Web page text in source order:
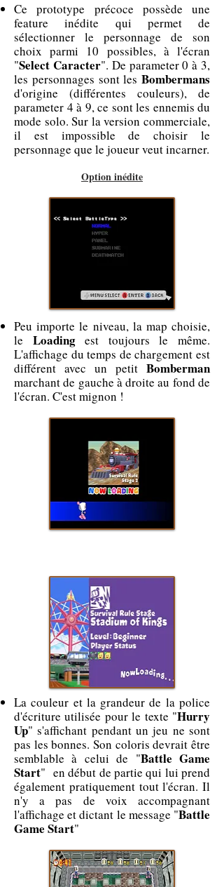
Option inédite
Ce prototype précoce possède une
feature inédite qui permet de
sélectionner le personnage de son
choix parmi 10 possibles, à l'écran
"Select Caracter". De parameter 0 à 3,
les personnages sont les Bombermans
d'origine (différentes couleurs), de
parameter 4 à 9, ce sont les ennemis du
mode solo. Sur la version commerciale,
il est impossible de choisir le
personnage que le joueur veut incarner.
Peu importe le niveau, la map choisie,
le Loadingest toujours le même.
L'affichage du temps de chargement est
différent avec un petit Bomberman
marchant de gauche à droite au fond de
l'écran. C'est mignon !
La couleur et la grandeur de la police
d'écriture utilisée pour le texte "Hurry
Up" s'affichant pendant un jeu ne sont
pas les bonnes. Son coloris devrait être
semblable à celui de "Battle Game
Start" en début de partie qui lui prend
également pratiquement tout l'écran. Il
n'y a pas de voix accompagnant
l'affichage et dictant le message "Battle
Game Start"